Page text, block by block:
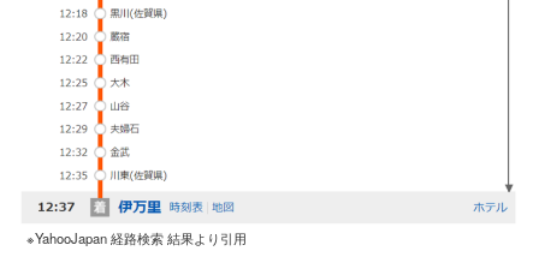
※YahooJapan 経路検索 結果より引用